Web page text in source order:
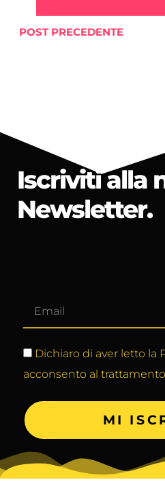
POST PRECEDENTE
Iscriviti alla
Newsletter.
Dichiaro di aver letto la
acconsento al
MI